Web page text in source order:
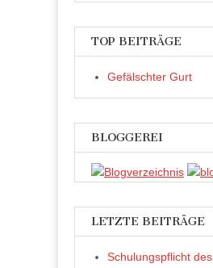
TOP BEITRÄGE
Gefälschter Gurt
BLOGGEREI
LETZTE BEITRÄGE
Schulungspflicht des